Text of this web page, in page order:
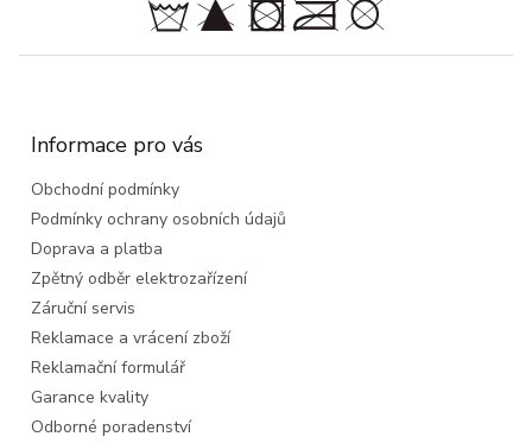
Informace pro vás
Obchodní podmínky
Podmínky ochrany osobních údajů
Doprava a platba
Zpětný odběr elektrozařízení
Záruční servis
Reklamace a vrácení zboží
Reklamační formulář
Garance kvality
Odborné poradenství